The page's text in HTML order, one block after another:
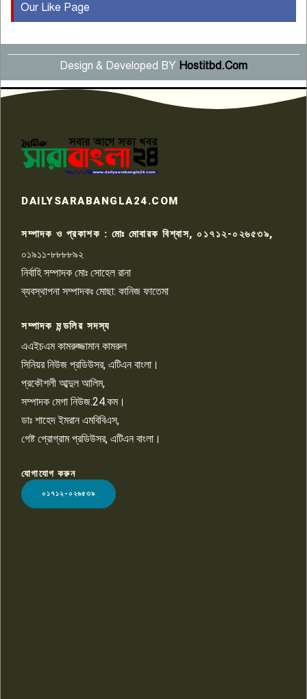
৫
বছর পূর্তি উদযাপন
৬
সংবাদ সম্মেলনে অভিযোগ অস্বীকার
উদ্দেশ্য প্রণোদিত সংবাদ প্রকাশের
প্রতিবাদ নাজির হাসানের
৭
কেটে ঘরে ঢুকে স্কুল শিক্ষিকাকে হত্যা
টয়লেটের ট্যাংকি থেকে লাশ উদ্ধার
রাজশাহীতে সন্ত্রাসী হামলায় গুরুতর
চাঁদাবাজি ও হয়রানির অভিযোগ
১০
Our Like Page
Design & Developed BY Hostitbd.Com
LOGO
DAILYSARABANGLA24.COM
সম্পাদক ও প্রকাশক : মোঃ মোবারক বিশ্বাস, ০১৭১২-০২৬৫৩৯,
০১৯১১-৮৮৮৮৯২
নির্বাহি সম্পাদক মোঃ সোহেল রানা
ব্যবস্থাপনা সম্পাদকঃ মোছা: কানিজ ফাতেমা
সম্পাদক মন্ডলির সদস্য
এএইচএম কামরুজ্জামান কামরুল
সিনিয়র নিউজ প্রডিউসর, এটিএন বাংলা।
প্রকৌশলী আব্দুল আলিম,
সম্পাদক মেগা নিউজ.24.কম।
ডাঃ শাহেদ ইমরান এমবিবিএস,
গেষ্ট প্রোগ্রাম প্রডিউসর, এটিএন বাংলা।
যোগাযোগ করুন
০১৭১২-০২৬৫৩৯